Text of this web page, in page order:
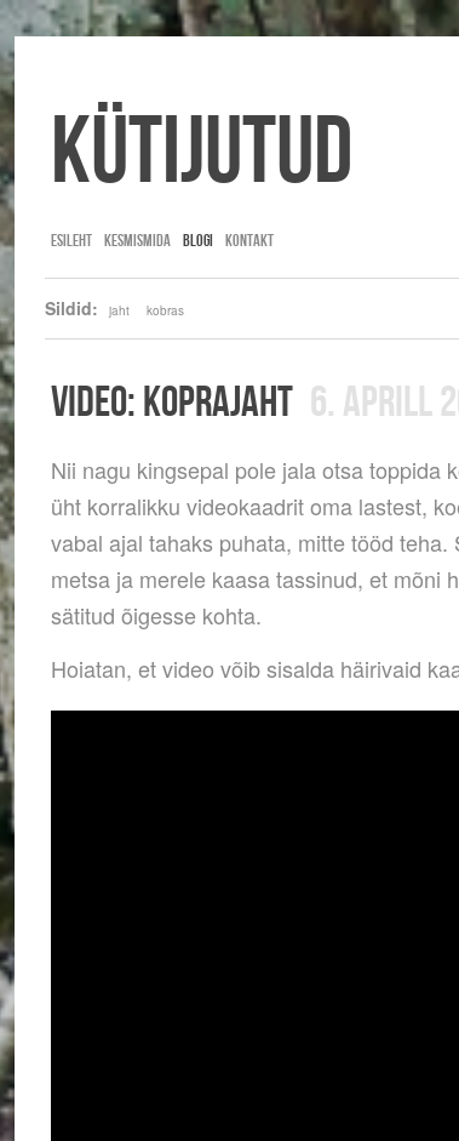
Kütijutud
ESILEHT KESMISMIDA BLOGI KONTAKT
Sildid: jaht kobras
VIDEO: KOPRAJAHT 6. APRILL
Nii nagu kingsepal pole jala otsa toppida
üht korralikku videokaadrit oma lastest,
vabal ajal tahaks puhata, mitte tööd
metsa ja merele kaasa tassinud, et mõni
sätitud õigesse kohta.
Hoiatan, et video võib sisalda häirivaid